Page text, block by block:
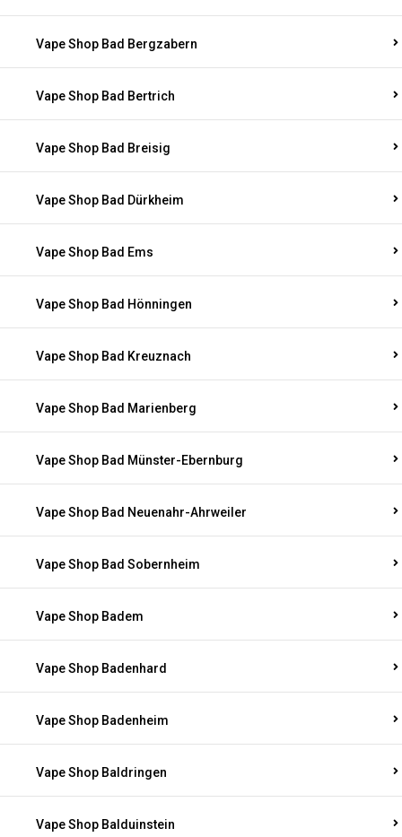
Vape Shop Bad Bergzabern
Vape Shop Bad Bertrich
Vape Shop Bad Breisig
Vape Shop Bad Dürkheim
Vape Shop Bad Ems
Vape Shop Bad Hönningen
Vape Shop Bad Kreuznach
Vape Shop Bad Marienberg
Vape Shop Bad Münster-Ebernburg
Vape Shop Bad Neuenahr-Ahrweiler
Vape Shop Bad Sobernheim
Vape Shop Badem
Vape Shop Badenhard
Vape Shop Badenheim
Vape Shop Baldringen
Vape Shop Balduinstein